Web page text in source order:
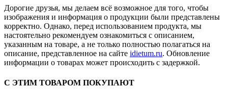
Дорогие друзья, мы делаем всё возможное для того, чтобы
изображения и информация о продукции были представлены
корректно. Однако, перед использованием продукта, мы
настоятельно рекомендуем ознакомиться с описанием,
указанным на товаре, а не только полностью полагаться на
описание, представленное на сайте idietum.ru. Обновление
информации о товарах может происходить с задержкой.
С ЭТИМ ТОВАРОМ ПОКУПАЮТ